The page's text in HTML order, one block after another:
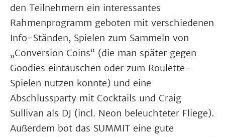
den Teilnehmern ein interessantes
Rahmenprogramm geboten mit verschiedenen
Info-Ständen, Spielen zum Sammeln von
„Conversion Coins“ (die man später gegen
Goodies eintauschen oder zum Roulette-
Spielen nutzen konnte) und eine
Abschlussparty mit Cocktails und Craig
Sullivan als DJ (incl. Neon beleuchteter Fliege).
Außerdem bot das SUMMIT eine gute